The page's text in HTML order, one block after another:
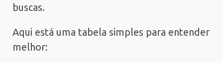
buscas.
Aqui está uma tabela simples para entender
melhor: